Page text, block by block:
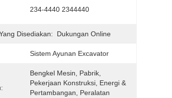
234-4440 2344440
Disediakan: Dukungan Online
Sistem Ayunan Excavator
Bengkel Mesin, Pabrik,
Pekerjaan Konstruksi, Energi &
Pertambangan, Peralatan